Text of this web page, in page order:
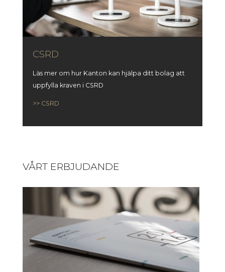
CSRD
Läs mer om hur Kanton kan hjälpa ditt bolag att
uppfylla kraven i CSRD
>> CSRD
VÅRT ERBJUDANDE